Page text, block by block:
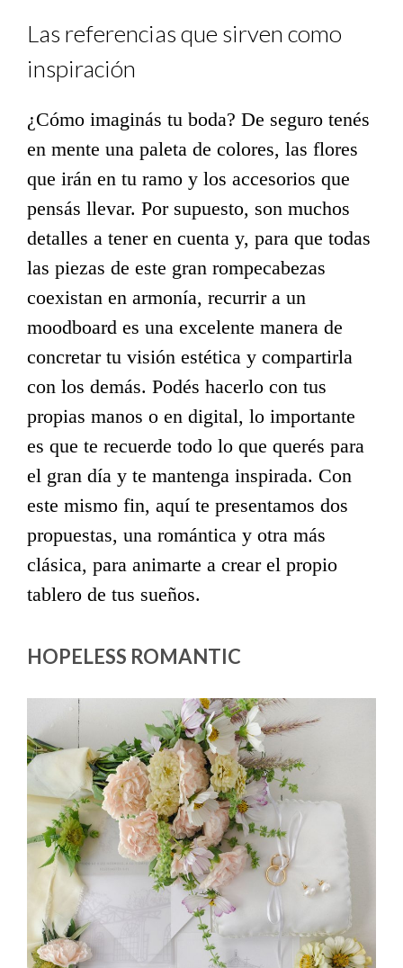
Las referencias que sirven como
inspiración
¿Cómo imaginás tu boda? De seguro tenés
en mente una paleta de colores, las flores
que irán en tu ramo y los accesorios que
pensás llevar. Por supuesto, son muchos
detalles a tener en cuenta y, para que todas
las piezas de este gran rompecabezas
coexistan en armonía, recurrir a un
moodboard es una excelente manera de
concretar tu visión estética y compartirla
con los demás. Podés hacerlo con tus
propias manos o en digital, lo importante
es que te recuerde todo lo que querés para
el gran día y te mantenga inspirada. Con
este mismo fin, aquí te presentamos dos
propuestas, una romántica y otra más
clásica, para animarte a crear el propio
tablero de tus sueños.
HOPELESS ROMANTIC